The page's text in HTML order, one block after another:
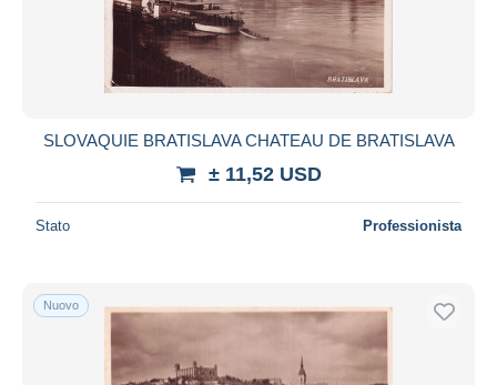
SLOVAQUIE BRATISLAVA CHATEAU DE BRATISLAVA
± 11,52 USD
Stato Professionista
Nuovo